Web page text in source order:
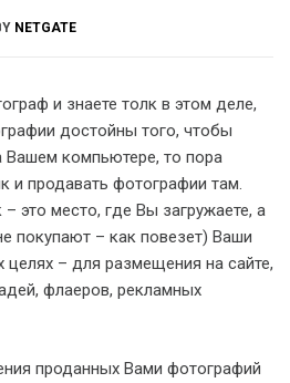
NETGATE
и знаете толк в этом деле,
достойны того, чтобы
Вашем компьютере, то пора
и продавать фотографии там.
это место, где Вы загружаете, а
покупают – как повезет) Ваши
– для размещения на сайте,
флаеров, рекламных
проданных Вами фотографий